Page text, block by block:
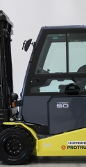
salg til
1000 kg
Totalhøyde:
Triplex
kg)
Crodpfx